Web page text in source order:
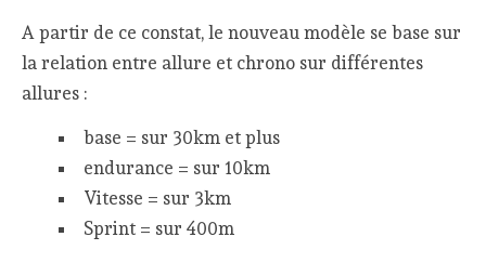
A partir de ce constat, le nouveau modèle se base sur
la relation entre allure et chrono sur différentes
allures :
base = sur 30km et plus
endurance = sur 10km
Vitesse = sur 3km
Sprint = sur 400m